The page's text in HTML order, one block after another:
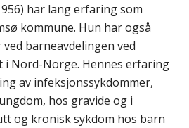
har lang erfaring som
kommune. Hun har også
barneavdelingen ved
i Nord-Norge. Hennes erfaring
av infeksjonssykdommer,
hos gravide og i
og kronisk sykdom hos barn